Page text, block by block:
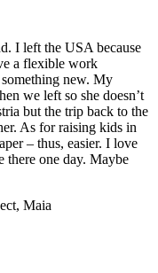
I left the USA because
a flexible work
new. My
we left so she doesn’t
but the trip back to the
As for raising kids in
– thus, easier. I love
there one day. Maybe
Maia